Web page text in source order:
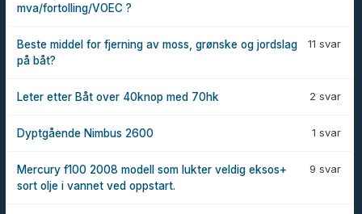
mva/fortolling/VOEC ?
11 svar
Beste middel for fjerning av moss, grønske og jordslag
på båt?
2 svar
Leter etter Båt over 40knop med 70hk
1 svar
Dyptgående Nimbus 2600
9 svar
Mercury f100 2008 modell som lukter veldig eksos+
sort olje i vannet ved oppstart.